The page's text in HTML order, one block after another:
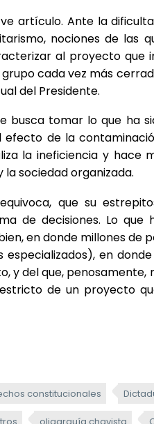
artículo. Ante la
nociones de las
al proyecto que
cada vez más
del Presidente.
busca tomar lo que ha
de la
la ineficiencia y hace
sociedad organizada.
que su
de decisiones. Lo que
en donde millones de
en
y del que, penosamente,
de un proyecto
constitucionales
oligarquía chavista